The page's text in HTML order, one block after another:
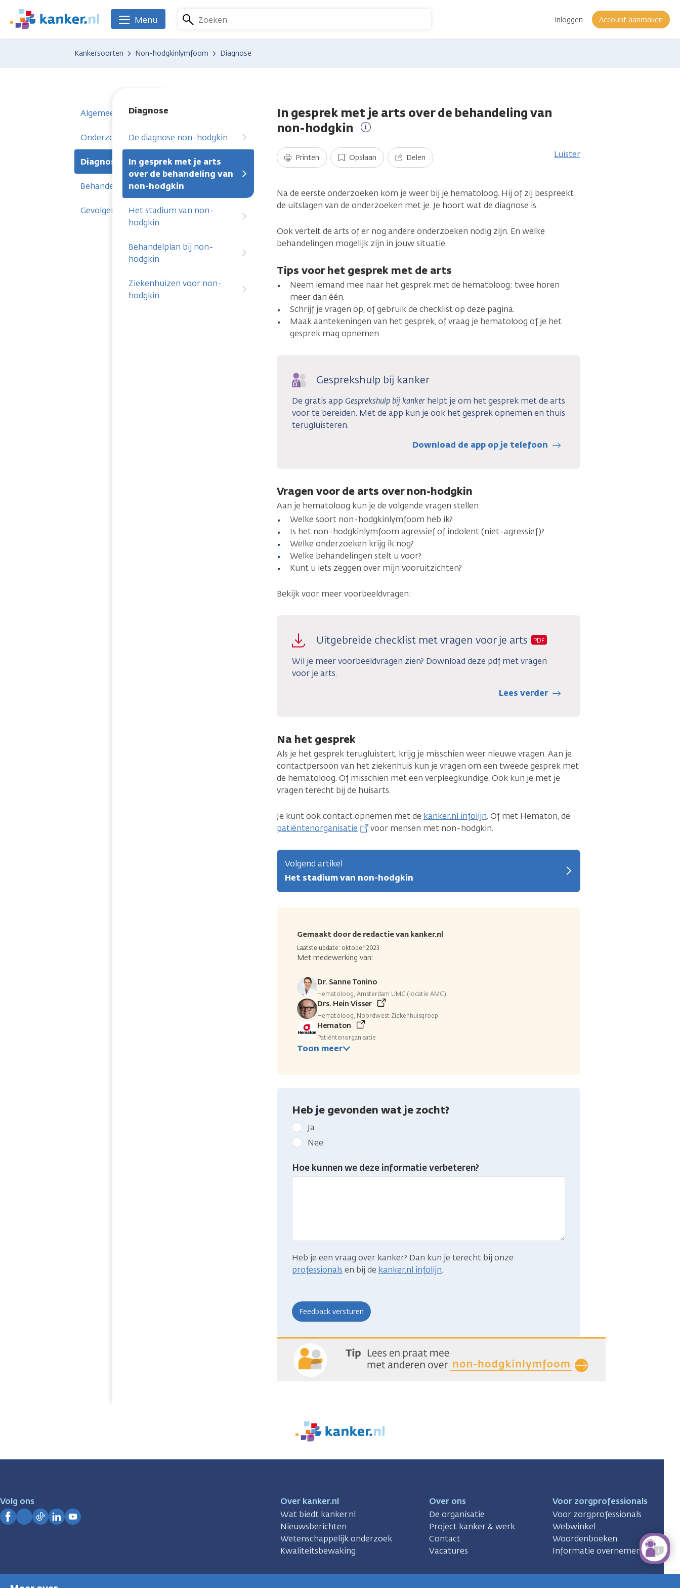
naar
We
zijn
Zoeken Inloggen Account aanmaken
Menu
Kankersoorten Non-hodgkinlymfoom Diagnose
Algemeen
Onderzoeken
Diagnose
Diagnose
De diagnose non-hodgkin
In gesprek met je arts
over de behandeling van
non-hodgkin
Het stadium van non-
hodgkin
Behandelplan bij non-
hodgkin
Ziekenhuizen voor non-
hodgkin
Behandelingen
Gevolgen
In gesprek met je arts over de behandeling van
non-hodgkin
informatie
Printen Opslaan Delen Luister
Na de eerste onderzoeken kom je weer bij je hematoloog. Hij of zij bespreekt
de uitslagen van de onderzoeken met je. Je hoort wat de diagnose is.
Ook vertelt de arts of er nog andere onderzoeken nodig zijn. En welke
behandelingen mogelijk zijn in jouw situatie.
Tips voor het gesprek met de arts
Neem iemand mee naar het gesprek met de hematoloog: twee horen
meer dan één.
Schrijf je vragen op, of gebruik de checklist op deze pagina.
Maak aantekeningen van het gesprek, of vraag je hematoloog of je het
gesprek mag opnemen.
Gesprekshulp bij kanker
De gratis app Gesprekshulp bij kanker helpt je om het gesprek met de arts
voor te bereiden. Met de app kun je ook het gesprek opnemen en thuis
terugluisteren.
Download de app op je telefoon
Vragen voor de arts over non-hodgkin
Aan je hematoloog kun je de volgende vragen stellen:
Welke soort non-hodgkinlymfoom heb ik?
Is het non-hodgkinlymfoom agressief of indolent (niet-agressief)?
Welke onderzoeken krijg ik nog?
Welke behandelingen stelt u voor?
Kunt u iets zeggen over mijn vooruitzichten?
Bekijk voor meer voorbeeldvragen:
Uitgebreide checklist met vragen voor je arts PDF
Wil je meer voorbeeldvragen zien? Download deze pdf met vragen
voor je arts.
Lees verder
Na het gesprek
Als je het gesprek terugluistert, krijg je misschien weer nieuwe vragen. Aan je
contactpersoon van het ziekenhuis kun je vragen om een tweede gesprek met
de hematoloog. Of misschien met een verpleegkundige. Ook kun je met je
vragen terecht bij de huisarts.
Je kunt ook contact opnemen met de kanker.nl infolijn. Of met Hematon, de
patiëntenorganisatie
voor mensen met non-hodgkin.
Volgend artikel
Het stadium van non-hodgkin
Gemaakt door de redactie van kanker.nl
Laatste update: oktober 2023
Met medewerking van:
Dr. Sanne Tonino
Hematoloog, Amsterdam UMC (locatie AMC)
Drs. Hein Visser
Hematoloog, Noordwest Ziekenhuisgroep
Hematon
Patiëntenorganisatie
Toon meer
Heb je gevonden wat je zocht?
Geef
kanker.nl
feedback:
Heb
je
Ja
Nee
Hoe kunnen we deze informatie verbeteren?
Heb je een vraag over kanker? Dan kun je terecht bij onze
professionals en bij de kanker.nl infolijn.
We
er
Volg ons
Over kanker.nl
Wat biedt kanker.nl
Nieuwsberichten
Wetenschappelijk onderzoek
Kwaliteitsbewaking
Over ons
De organisatie
Project kanker & werk
Contact
Vacatures
Voor zorgprofessionals
Voor zorgprofessionals
Webwinkel
Woordenboeken
Informatie overnemen